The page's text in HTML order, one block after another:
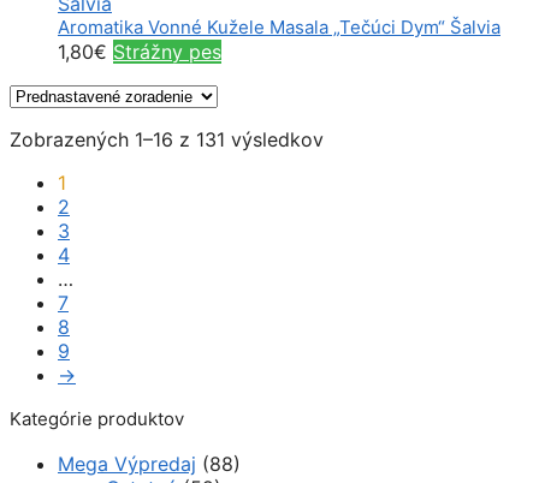
Aromatika Vonné Kužele Masala „Tečúci Dym“ Šalvia
1,80€ Strážny pes
Zobrazených 1–16 z 131 výsledkov
1
2
3
4
…
7
8
9
→
Kategórie produktov
Mega Výpredaj (88)